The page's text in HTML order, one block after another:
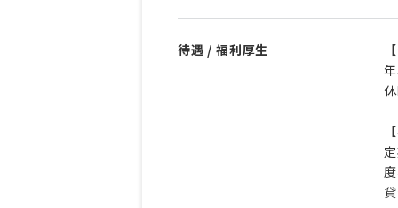
待遇 / 福利厚生